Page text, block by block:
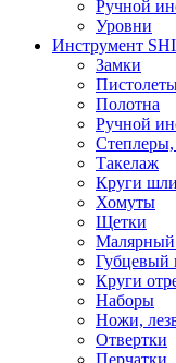
Ручной
Уровни
Инструмент
Замки
Полотна
Ручной
Такелаж
Круги
Хомуты
Щетки
Малярный
Губцевый
Круги
Наборы
Ножи,
Отвертки
Перчатки